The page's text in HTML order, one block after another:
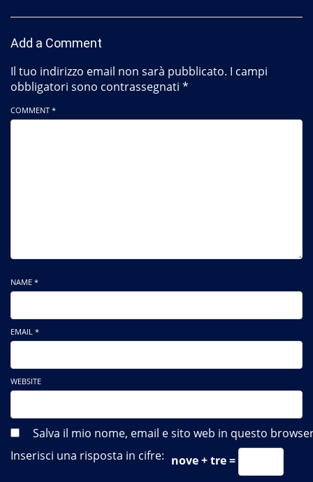
Add a Comment
Il tuo indirizzo email non sarà pubblicato. I campi
obbligatori sono contrassegnati *
COMMENT *
NAME *
EMAIL *
WEBSITE
Salva il mio nome, email e sito web in questo
Inserisci una risposta in cifre: nove + tre =